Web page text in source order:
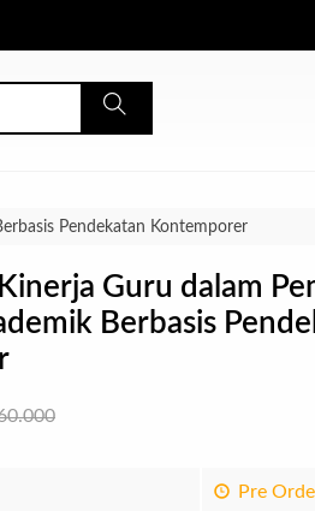
Pendekatan Kontemporer
Guru dalam
Berbasis
Pre